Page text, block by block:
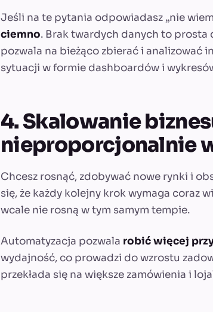
Jeśli na te pytania odpowiadasz „nie
ciemno. Brak twardych danych to prosta
pozwala na bieżąco zbierać i analizować
sytuacji w formie dashboardów i
4. Skalowanie
nieproporcjonalnie
Chcesz rosnąć, zdobywać nowe rynki i
się, że każdy kolejny krok wymaga coraz
wcale nie rosną w tym samym tempie.
Automatyzacja pozwala robić więcej
wydajność, co prowadzi do wzrostu
przekłada się na większe zamówienia i